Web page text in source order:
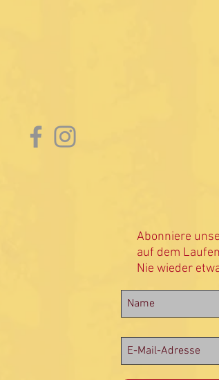
Abonniere
auf dem
Nie wieder